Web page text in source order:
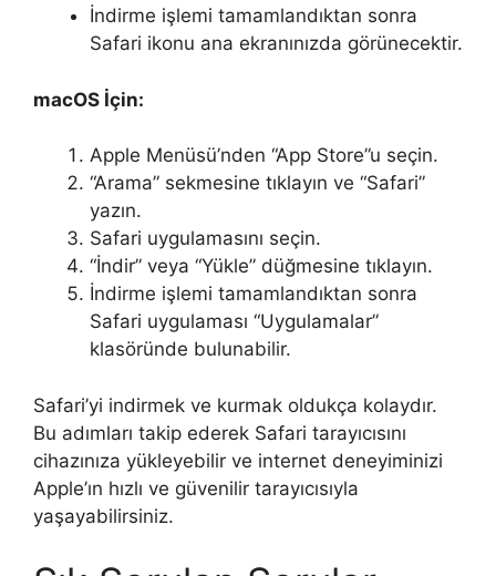
İndirme işlemi tamamlandıktan sonra
Safari ikonu ana ekranınızda görünecektir.
macOS İçin:
Apple Menüsü’nden “App Store”u seçin.
“Arama” sekmesine tıklayın ve “Safari”
yazın.
Safari uygulamasını seçin.
“İndir” veya “Yükle” düğmesine tıklayın.
İndirme işlemi tamamlandıktan sonra
Safari uygulaması “Uygulamalar”
klasöründe bulunabilir.
Safari’yi indirmek ve kurmak oldukça kolaydır.
Bu adımları takip ederek Safari tarayıcısını
cihazınıza yükleyebilir ve internet deneyiminizi
Apple’ın hızlı ve güvenilir tarayıcısıyla
yaşayabilirsiniz.